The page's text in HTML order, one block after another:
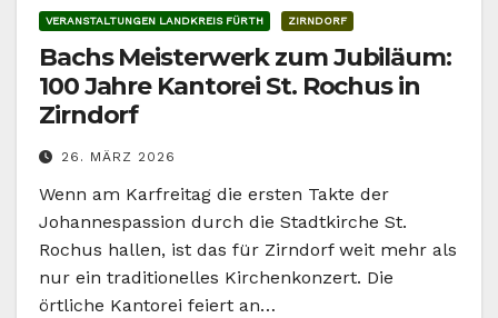
VERANSTALTUNGEN LANDKREIS FÜRTH ZIRNDORF
Bachs Meisterwerk zum Jubiläum:
100 Jahre Kantorei St. Rochus in
Zirndorf
26. MÄRZ 2026
Wenn am Karfreitag die ersten Takte der
Johannespassion durch die Stadtkirche St.
Rochus hallen, ist das für Zirndorf weit mehr als
nur ein traditionelles Kirchenkonzert. Die
örtliche Kantorei feiert an…